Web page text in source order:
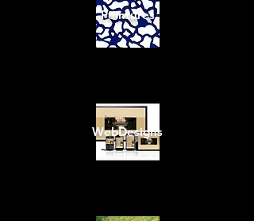
Peintures
WebDesigns